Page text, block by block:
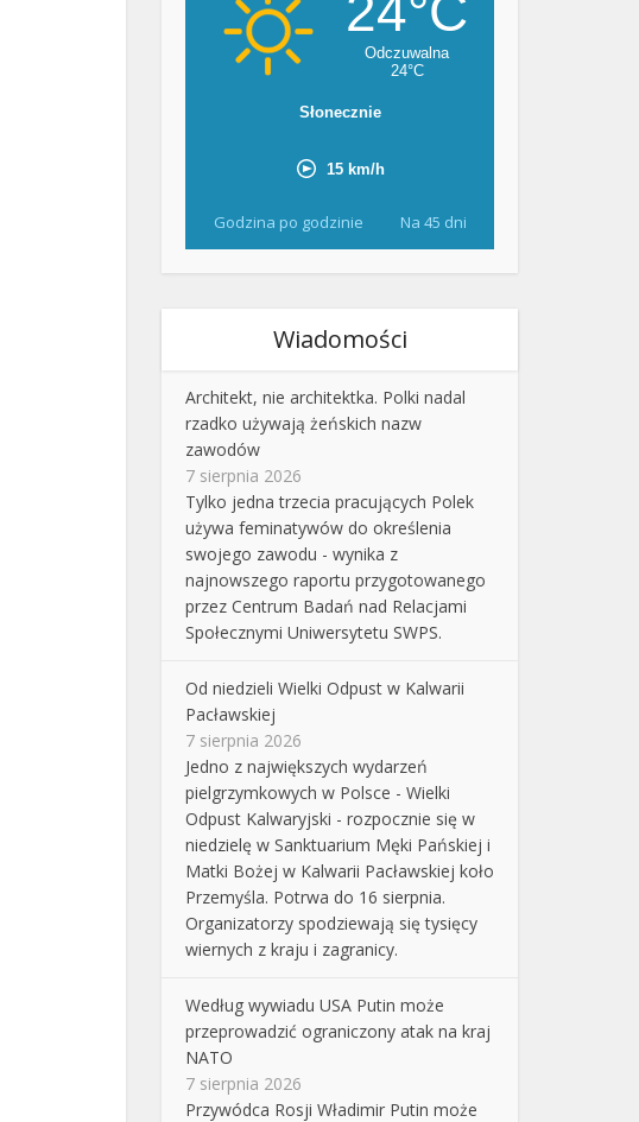
Godzina po godzinie Na 45 dni
Wiadomości
Architekt, nie architektka. Polki nadal
rzadko używają żeńskich nazw
zawodów
7 sierpnia 2026
Tylko jedna trzecia pracujących Polek
używa feminatywów do określenia
swojego zawodu - wynika z
najnowszego raportu przygotowanego
przez Centrum Badań nad Relacjami
Społecznymi Uniwersytetu SWPS.
Od niedzieli Wielki Odpust w Kalwarii
Pacławskiej
7 sierpnia 2026
Jedno z największych wydarzeń
pielgrzymkowych w Polsce - Wielki
Odpust Kalwaryjski - rozpocznie się w
niedzielę w Sanktuarium Męki Pańskiej i
Matki Bożej w Kalwarii Pacławskiej koło
Przemyśla. Potrwa do 16 sierpnia.
Organizatorzy spodziewają się tysięcy
wiernych z kraju i zagranicy.
Według wywiadu USA Putin może
przeprowadzić ograniczony atak na kraj
NATO
7 sierpnia 2026
Przywódca Rosji Władimir Putin może